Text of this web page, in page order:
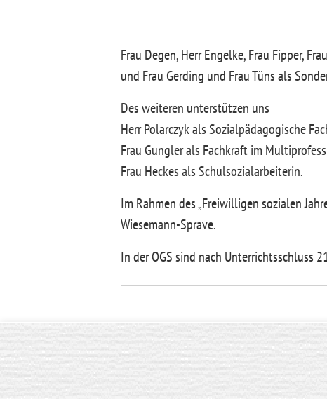
Frau Degen, Herr Engelke, Frau Fipper,
und Frau Gerding und Frau Tüns als
Des weiteren unterstützen uns
Herr Polarczyk als Sozialpädagogische
Frau Gungler als Fachkraft im
Frau Heckes als Schulsozialarbeiterin.
Im Rahmen des „Freiwilligen sozialen
Wiesemann-Sprave.
In der OGS sind nach Unterrichtsschluss